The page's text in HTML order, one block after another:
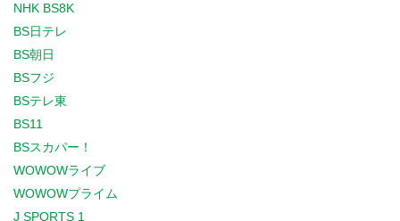
NHK BS8K
BS日テレ
BS朝日
BSフジ
BSテレ東
BS11
BSスカパー！
WOWOWライブ
WOWOWプライム
J SPORTS 1